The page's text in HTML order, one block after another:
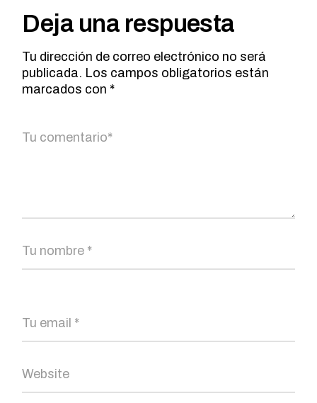
Deja una respuesta
Tu dirección de correo electrónico no será
publicada. Los campos obligatorios están
marcados con *